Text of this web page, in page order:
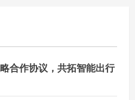
合作协议，共拓智能出行